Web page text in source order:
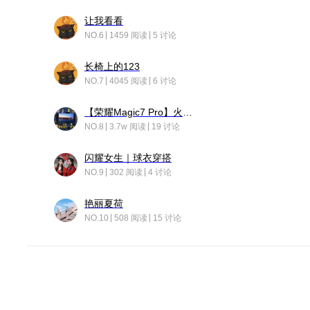
让我看看
NO.6 1459 阅读 5 讨论
长椅上的123
NO.7 4045 阅读 6 讨论
NO.8 3.7w 阅读 19 讨论
闪耀女生｜球衣穿搭
NO.9 302 阅读 4 讨论
艳丽夏荷
NO.10 508 阅读 15 讨论